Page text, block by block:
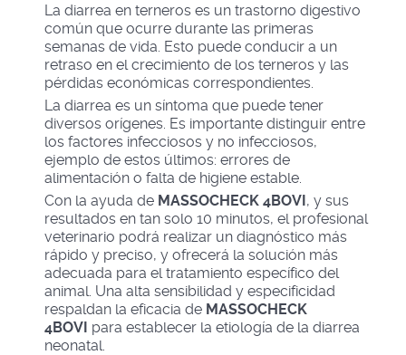
La diarrea en terneros es un trastorno digestivo
común que ocurre durante las primeras
semanas de vida. Esto puede conducir a un
retraso en el crecimiento de los terneros y las
pérdidas económicas correspondientes.
La diarrea es un síntoma que puede tener
diversos orígenes. Es importante distinguir entre
los factores infecciosos y no infecciosos,
ejemplo de estos últimos: errores de
alimentación o falta de higiene estable.
Con la ayuda de MASSOCHECK 4BOVI, y sus
resultados en tan solo 10 minutos, el profesional
veterinario podrá realizar un diagnóstico más
rápido y preciso, y ofrecerá la solución más
adecuada para el tratamiento específico del
animal. Una alta sensibilidad y especificidad
respaldan la eficacia de MASSOCHECK
4BOVI para establecer la etiología de la diarrea
neonatal.